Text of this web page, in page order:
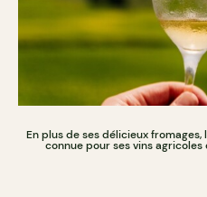
En plus de ses délicieux
connue pour ses vins